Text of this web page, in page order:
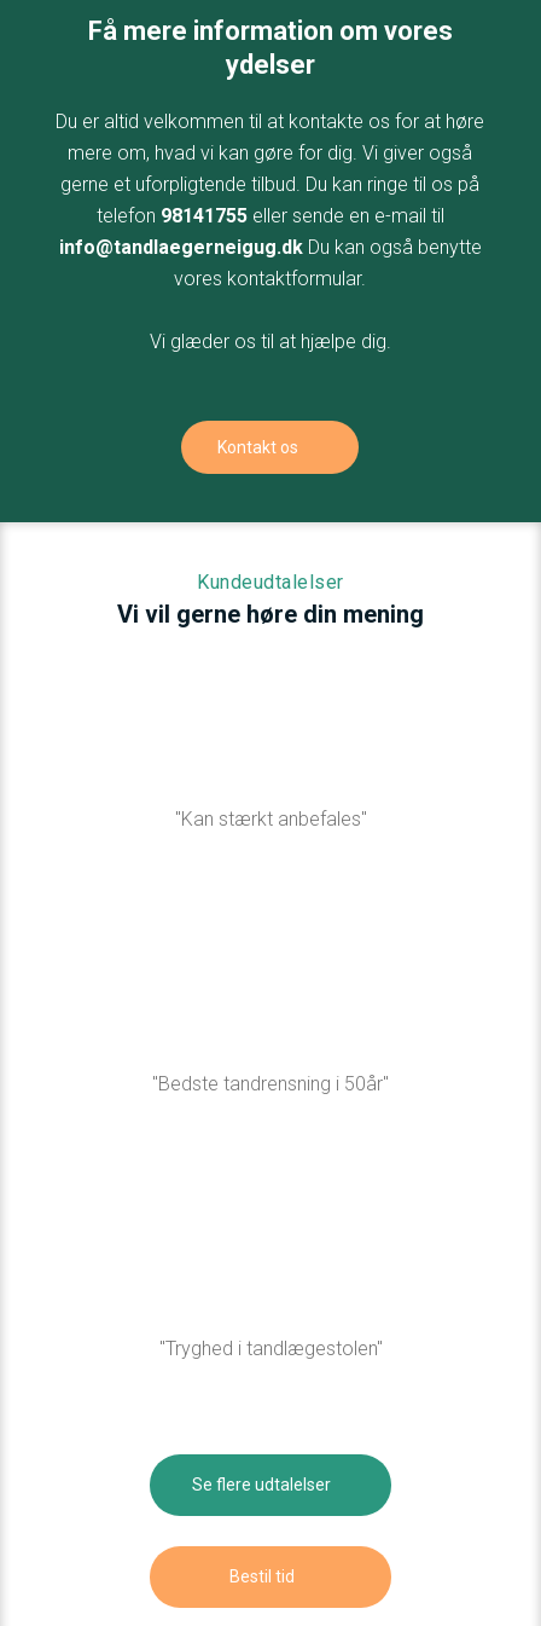
Få mere information om vores
ydelser
Du er altid velkommen til at kontakte os for at høre
mere om, hvad vi kan gøre for dig. Vi giver også
gerne et uforpligtende tilbud. Du kan ringe til os på
telefon 98141755eller sende en e-mail til
info@tandlaegerneigug.dkDu kan også benytte
vores kontaktformular.
Vi glæder os til at hjælpe dig.
Kontakt os
Kundeudtalelser
​Vi vil gerne høre din mening
"Kan stærkt anbefales"​
"Bedste tandrensning i 50år"​
"Tryghed i tandlægestolen"​
Se flere udtalelser​
Bestil tid​